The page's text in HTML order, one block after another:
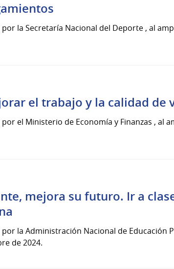
la Secretaría Nacional del Deporte , al
el trabajo y la calidad de
el Ministerio de Economía y Finanzas , al
mejora su futuro. Ir a
la Administración Nacional de Educación
de 2024.